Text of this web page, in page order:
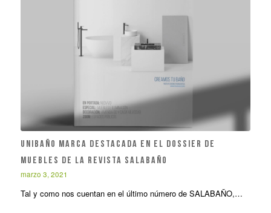
UNIBAÑO MARCA DESTACADA EN EL DOSSIER DE
MUEBLES DE LA REVISTA SALABAÑO
marzo 3, 2021
Tal y como nos cuentan en el último número de SALABAÑO,…